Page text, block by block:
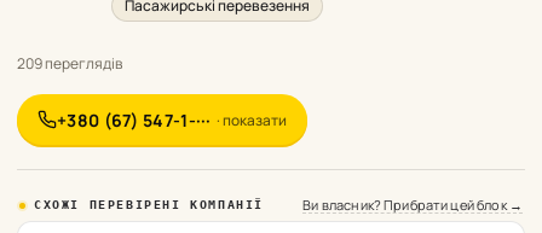
Пасажирські перевезення
209 переглядів
+380 (67) 547-1-··· · показати
СХОЖІ ПЕРЕВІРЕНІ КОМПАНІЇ Ви власник? Прибрати цей блок →